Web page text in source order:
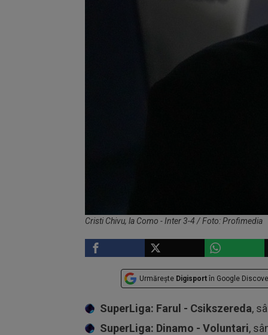
Cristi Chivu, la Como - Inter 3-4 / Foto: Profimedia
Urmărește Digisport în Google
SuperLiga: Farul - Csikszereda,
SuperLiga: Dinamo - Voluntari,